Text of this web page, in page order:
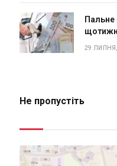
Пальне
29 ЛИПНЯ,
Не пропустіть